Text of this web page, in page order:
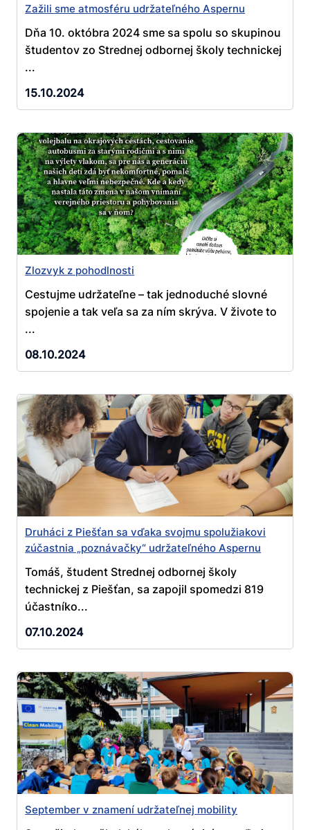
Zažili sme atmosféru udržateľného Aspernu
Dňa 10. októbra 2024 sme sa spolu so skupinou
študentov zo Strednej odbornej školy technickej
...
15.10.2024
Zlozvyk z pohodlnosti
Cestujme udržateľne – tak jednoduché slovné
spojenie a tak veľa sa za ním skrýva. V živote to
...
08.10.2024
Druháci z Piešťan sa vďaka svojmu spolužiakovi
zúčastnia „poznávačky“ udržateľného Aspernu
Tomáš, študent Strednej odbornej školy
technickej z Piešťan, sa zapojil spomedzi 819
účastníko...
07.10.2024
September v znamení udržateľnej mobility